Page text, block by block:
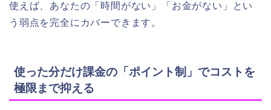
使えば、あなたの「時間がない」「お金がない」とい
う弱点を完全にカバーできます。
使った分だけ課金の「ポイント制」でコストを
極限まで抑える